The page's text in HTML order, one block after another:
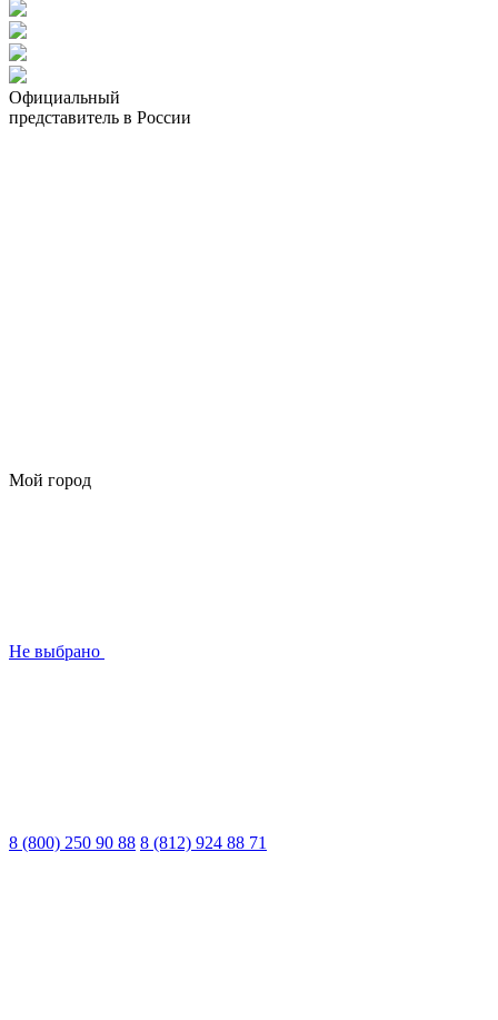
Официальный
представитель в России
Мой город
Не выбрано
8 (800) 250 90 88 8 (812) 924 88 71